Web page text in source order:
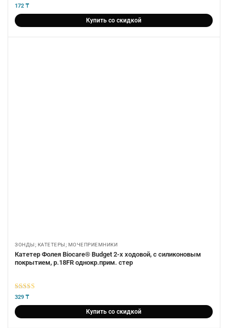
5из 5
172 ₸
Купить со скидкой
ЗОНДЫ; КАТЕТЕРЫ; МОЧЕПРИЕМНИКИ
Катетер Фолея Biocare® Budget 2-х ходовой, с силиконовым
покрытием, р.18FR однокр.прим. стер
5из 5
329 ₸
Купить со скидкой